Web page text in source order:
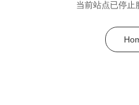
当前站点已停止